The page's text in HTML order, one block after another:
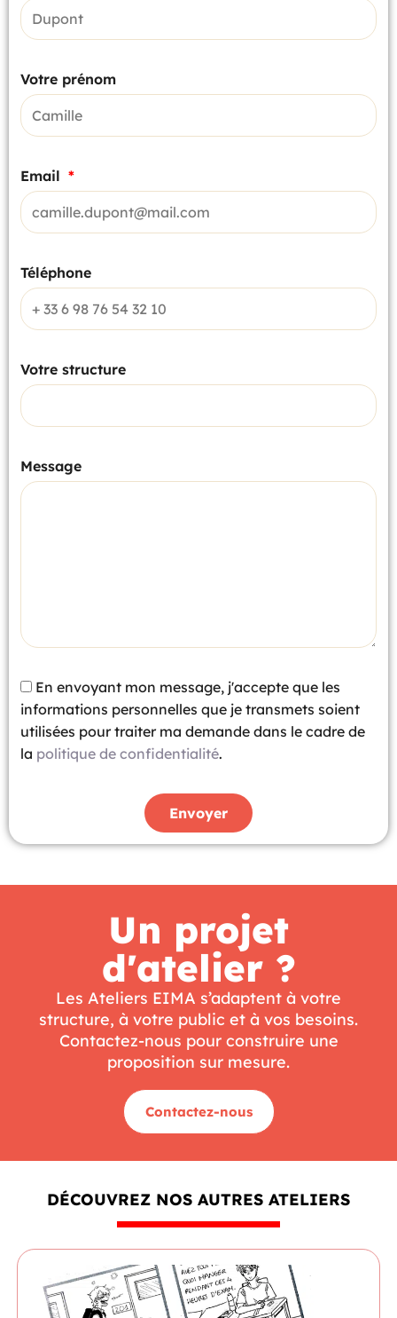
Votre prénom
Email
Téléphone
Votre structure
Message
En envoyant mon message, j'accepte que les
informations personnelles que je transmets soient
utilisées pour traiter ma demande dans le cadre de
la politique de confidentialité.
Envoyer
Un projet
d'atelier ?
Les Ateliers EIMA s’adaptent à votre
structure, à votre public et à vos besoins.
Contactez-nous pour construire une
proposition sur mesure.
Contactez-nous
DÉCOUVREZ NOS AUTRES ATELIERS